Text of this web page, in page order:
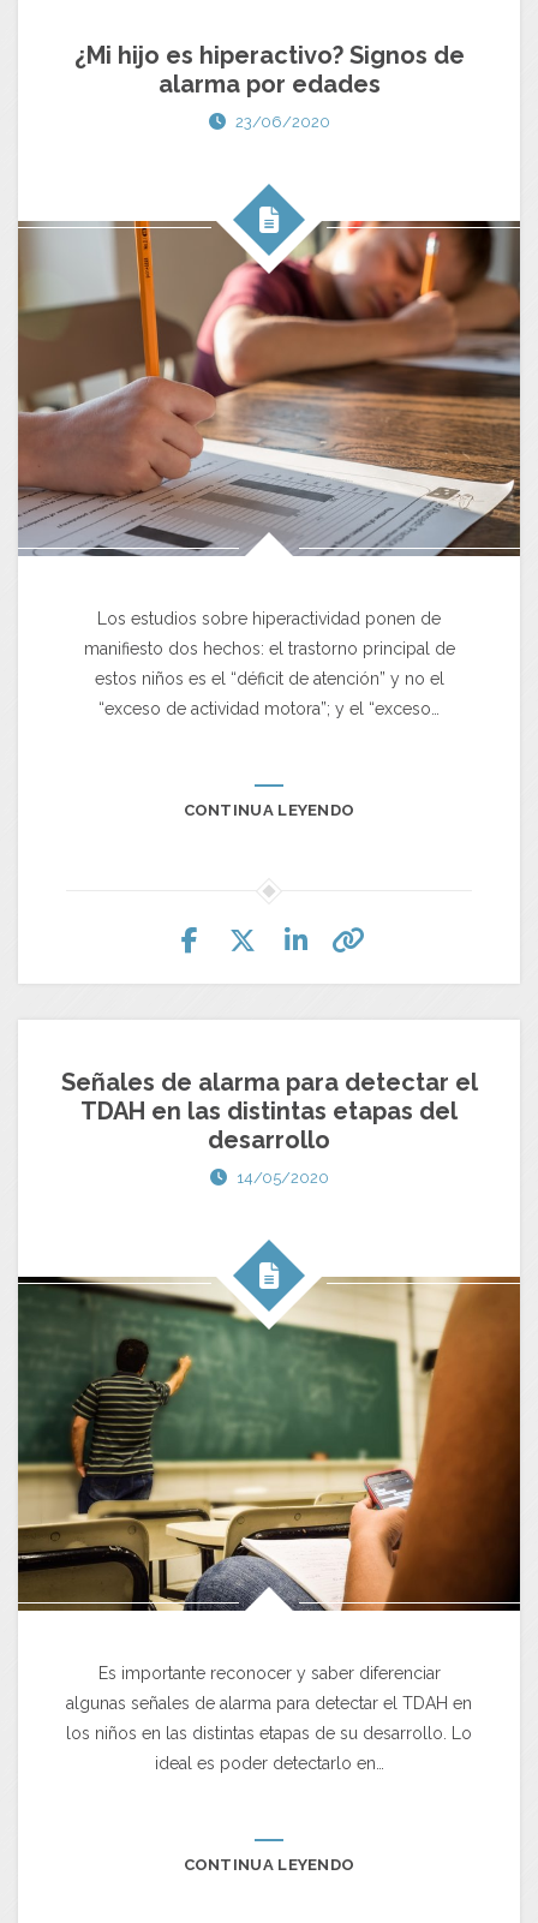
¿Mi hijo es hiperactivo? Signos de
alarma por edades
23/06/2020
Los estudios sobre hiperactividad ponen de
manifiesto dos hechos: el trastorno principal de
estos niños es el “déficit de atención” y no el
“exceso de actividad motora”; y el “exceso…
CONTINUA LEYENDO
Señales de alarma para detectar el
TDAH en las distintas etapas del
desarrollo
14/05/2020
Es importante reconocer y saber diferenciar
algunas señales de alarma para detectar el TDAH en
los niños en las distintas etapas de su desarrollo. Lo
ideal es poder detectarlo en…
CONTINUA LEYENDO